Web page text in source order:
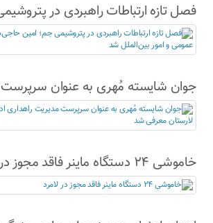
فصل تازه ارتباطات راهبردی در
حاجی‌دولو سکاندار روابط عمومی و
جوان شایسته مُهری به عنوان
راهداری اداره کل راه و شهرسازی
خاموشی ۲۴ دستگاه ماینر فاقد مجوز در لامرد